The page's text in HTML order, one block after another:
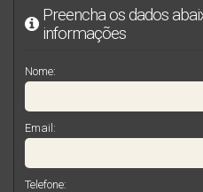
Preencha os dados
informações
Nome:
Email:
Telefone: